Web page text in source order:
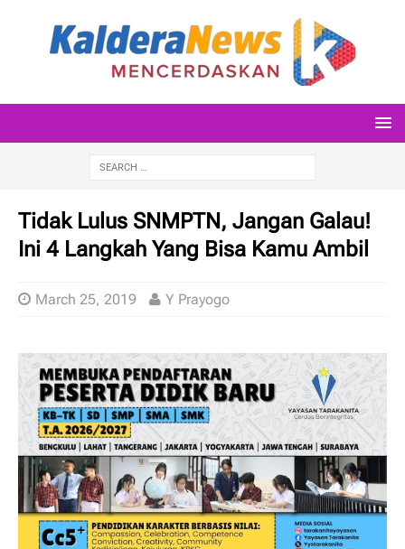
Tidak Lulus SNMPTN, Jangan Galau!
Ini 4 Langkah Yang Bisa Kamu Ambil
March 25, 2019 Y Prayogo